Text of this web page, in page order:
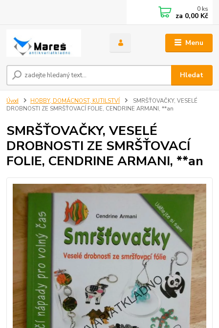
Menu
Hledat
0 ks
za 0,00 Kč
Úvod HOBBY, DOMÁCNOST, KUTILSTVÍ
SMRŠŤOVAČKY, VESELÉ
DROBNOSTI ZE SMRŠŤOVACÍ FOLIE, CENDRINE ARMANI, **an
SMRŠŤOVAČKY, VESELÉ
DROBNOSTI ZE SMRŠŤOVACÍ
FOLIE, CENDRINE ARMANI, **an